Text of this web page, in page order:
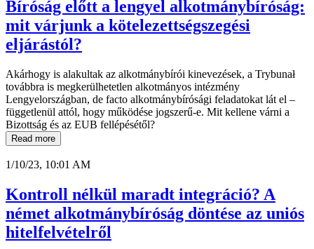
Bíróság előtt a lengyel alkotmánybíróság:
mit várjunk a kötelezettségszegési
eljárástól?
Akárhogy is alakultak az alkotmánybírói kinevezések, a Trybunał
továbbra is megkerülhetetlen alkotmányos intézmény
Lengyelországban, de facto alkotmánybírósági feladatokat lát el –
függetlenül attól, hogy működése jogszerű-e. Mit kellene várni a
Bizottság és az EUB fellépésétől?
Read more
1/10/23, 10:01 AM
Kontroll nélkül maradt integráció? A
német alkotmánybíróság döntése az uniós
hitelfelvételről